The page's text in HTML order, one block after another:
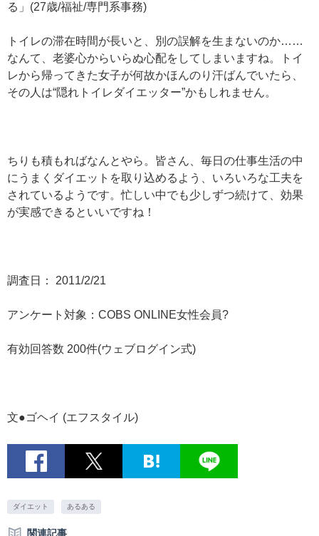
る」(27歳/福祉/専門系事務)
トイレの滞在時間が長いと、別の誤解を生まないのか……
なんて、老婆心からいらぬ心配をしてしまいますね。トイ
レから帰ってきた女子が何故かほんのり汗ばんでいたら、
その人は“隠れトイレダイエッター”かもしれません。
ちりも積もればなんとやら。皆さん、毎日の仕事生活の中
にうまくダイエットを取り込めるよう、いろいろな工夫を
されているようです。忙しい中でも少しずつ続けて、効果
が実感できるといいですね！
調査日： 2011/2/21
アンケート対象：COBS ONLINE女性会員?
有効回答数 200件(ウェブログイン式)
文●ゴヘイ (エフスタイル)
ダイエット あるある
関連記事